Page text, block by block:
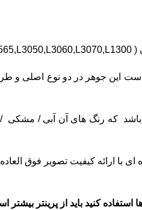
است این جوهر در دو نوع اصلی
ای با ارائه کیفیت تصویر فوق
استفاده کنید باید از پرینتر